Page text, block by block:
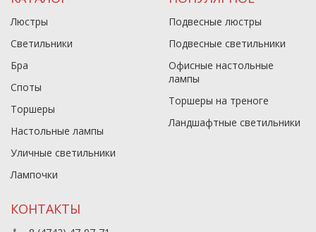
Люстры
Светильники
Бра
Споты
Торшеры
Настольные лампы
Уличные светильники
Лампочки
Подвесные люстры
Подвесные светильники
Офисные настольные
лампы
Торшеры на треноге
Ландшафтные светильники
КОНТАКТЫ